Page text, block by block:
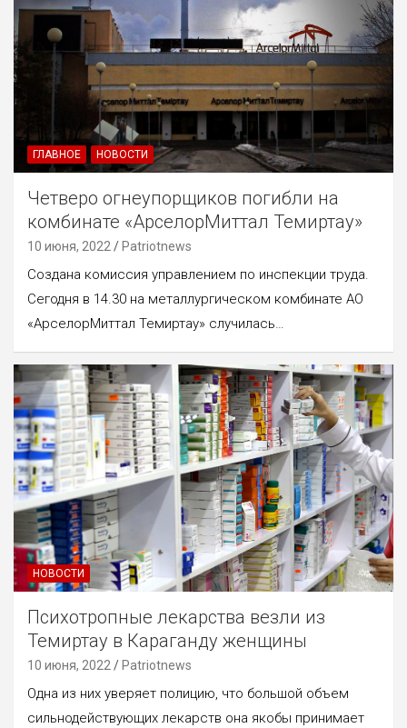
ГЛАВНОЕ НОВОСТИ
Четверо огнеупорщиков погибли на
комбинате «АрселорМиттал Темиртау»
10 июня, 2022 Patriotnews
Создана комиссия управлением по инспекции труда.
Сегодня в 14.30 на металлургическом комбинате АО
«АрселорМиттал Темиртау» случилась…
НОВОСТИ
Психотропные лекарства везли из
Темиртау в Караганду женщины
10 июня, 2022 Patriotnews
Одна из них уверяет полицию, что большой объем
сильнодействующих лекарств она якобы принимает